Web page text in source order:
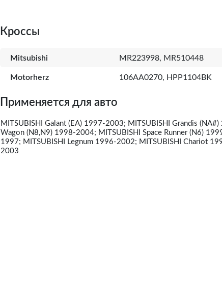
Кроссы
Mitsubishi MR223998, MR510448
Motorherz 106AA0270, HPP1104BK
Применяется для авто
MITSUBISHI Galant (EA) 1997-2003; MITSUBISHI Grandis
Wagon (N8,N9) 1998-2004; MITSUBISHI Space Runner (N6)
1997; MITSUBISHI Legnum 1996-2002; MITSUBISHI Chariot
2003